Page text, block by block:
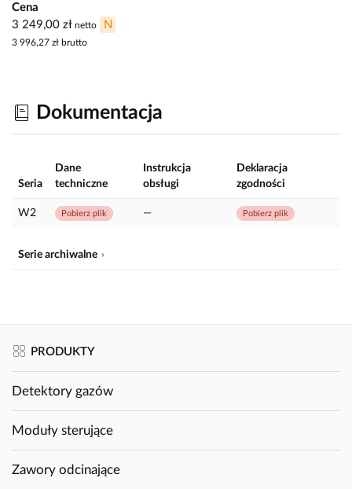
Cena
3 249,00 zł netto N
3 996,27 zł brutto
Dokumentacja
Seria
Dane
techniczne
Instrukcja
obsługi
Deklaracja
zgodności
W2 Pobierz plik — Pobierz plik
Serie archiwalne
PRODUKTY
Detektory gazów
Moduły sterujące
Zawory odcinające